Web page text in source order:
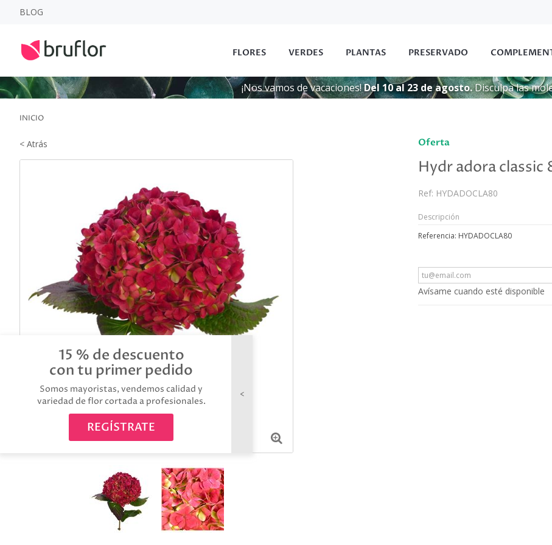
15 % de descuento
con tu primer pedido
Somos mayoristas, vendemos calidad y
variedad de flor cortada a profesionales.
REGÍSTRATE
BLOG
FLORES VERDES PLANTAS PRESERVADO
¡Nos vamos de vacaciones!Del 10 al 23 de agosto.Disculpa las
INICIO
< Atrás Oferta
Hydr adora classic
Ref: HYDADOCLA80
Descripción
Referencia: HYDADOCLA80
Avísame cuando esté disponible